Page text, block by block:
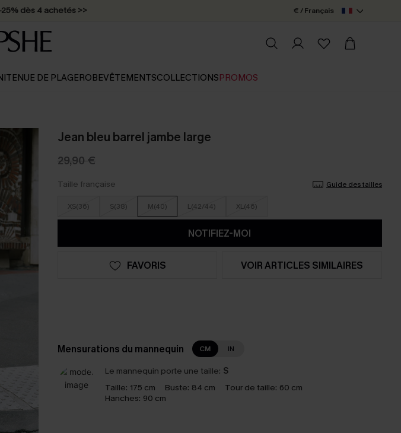
3 jours ouvrés >> € / Français
TENUE DE PLAGEROBEVÊTEMENTSCOLLECTIONSPROMOS
Jean bleu barrel jambe large
29,90 €
Taille française Guide des tailles
XS(36) S(38) M(40) L(42/44) XL(46)
NOTIFIEZ-MOI
FAVORIS VOIR ARTICLES SIMILAIRES
Mensurations du mannequin CM IN
Le mannequin porte une taille: S
Taille: 175 cm Buste: 84 cm Tour de taille: 60 cm
Hanches: 90 cm